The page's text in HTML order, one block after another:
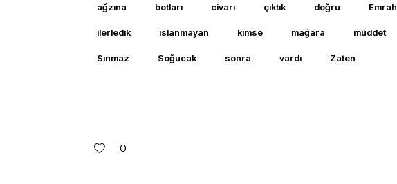
ağzına botları civarı çıktık doğru Emrah
ilerledik ıslanmayan kimse mağara müddet
Sınmaz Soğucak sonra vardı Zaten
0